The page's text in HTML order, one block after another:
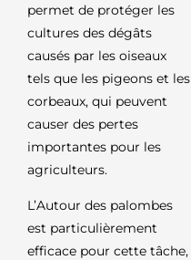
permet de protéger les
cultures des dégâts
causés par les oiseaux
tels que les pigeons et les
corbeaux, qui peuvent
causer des pertes
importantes pour les
agriculteurs.
L’Autour des palombes
est particulièrement
efficace pour cette tâche,